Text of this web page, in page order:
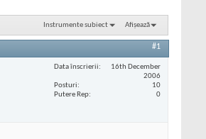
Instrumente subiect Afișează
#1
Data înscrierii
16th December
2006
Posturi
10
Putere Rep
0